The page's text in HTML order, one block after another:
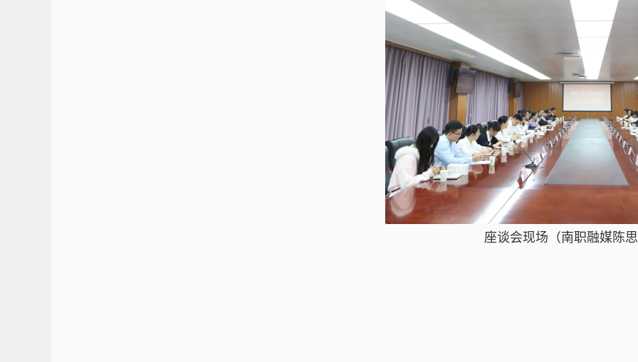
座谈会现场（南职融媒陈